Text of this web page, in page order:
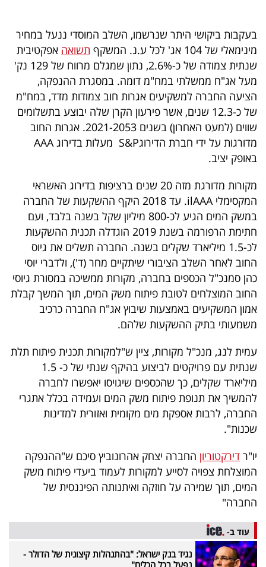
UNDER
40
שיתופי
פעולה
דרושים
ניוזלטרים
מייל
אדום
פרסמו
באייס
עקבו
אחרינו:
בעקבות ביקושי היתר שנרשמו, השלב המוסדי ננעל במחיר
מינימאלי של 104 אג' לכל ע.נ. המשקף
תשואה אפקטיבית
שנתית צמודה של כ-2.6%, נתון שמגלם מרווח של 129 נק'
מעל אג"ח ממשלתי במח"מ דומה. במסגרת ההנפקה,
הציעה החברה למשקיעים אגרות חוב צמודות מדד, במח"מ
של כ-12.3 שנים, אשר פירעון הקרן שלה יבוצע בתשלומים
שווים (למעט האחרון) בשנים 2021-2053. אגרות החוב
מדורגות על ידי חברת הדירוגS&P מעלות בדירוג AAA
באופק יציב.
מקורות מדורגת מזה 20 שנים ברציפות בדירוג האשראי
המקסימלי ilAAA. עד 2018 היקף ההשקעות של החברה
במשק המים הגיע לכ-800 מיליון שקל בשנה בלבד, ועם
חתימת הרפורמה בשנת 2019 הוגדלה תכנית ההשקעות
לכ-1.5 מיליארד שקלים בשנה. החברה תשלים את גיוס
החוב לאחר השלב הציבורי שיתקיים מחר (ד'), ולדברי יוסי
כהן סמנכ"ל הכספים בחברה, מקורות ממשיכה במסורת גיוסי
החוב המוצלחים לטובת פיתוח משק המים, תוך המשך קבלת
אמון המשקיעים באמצעות שיבוץ אג"ח החברה כרכיב
משמעותי בתיק ההשקעות שלהם.
עמית לנג, מנכ"ל מקורות, ציין ש"למקורות תכנית פיתוח תלת
שנתית עם פרויקטים לביצוע בהיקף שנתי של כ- 1.5
מיליארד שקלים, כך שהכספים שיגויסו יאפשרו לחברה
להמשיך את תנופת פיתוח משק המים ועמידה בכלל אתגרי
החברה, לרבות אספקת מים מקומית ואזורית למדינות
שכנות".
יו"ר דירקטוריון החברה יצחק אהרונוביץ סיכם ש"ההנפקה
המוצלחת צפויה לסייע למקורות לעמוד ביעדי פיתוח משק
המים, תוך שמירה על חוזקה ואיתנותה הפיננסית של
החברה"
עוד ב-
נגיד בנק ישראל: "בהתנהלות קיצונית של הדולר -
נפעל בכל הכלים"